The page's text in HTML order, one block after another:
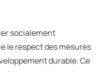
socialement
le respect des mesures
durable. Ce